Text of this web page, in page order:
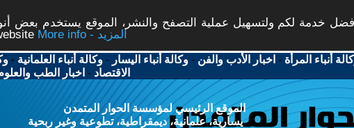
خدمة لكم ولتسهيل عملية التصفح والنشر، الموقع يستخدم بعض
More info - المزيد
أنباء المرأة - اخبار الأدب والفن -وكالة أنباء اليسار -وكالة أنباء العلمانية -
الاقتصاد - اخبار الطب
الموقع الرئيسي لمؤسسة الحوار المتمدن
يسارية، علمانية، ديمقراطية، تطوعية وغير ربحية